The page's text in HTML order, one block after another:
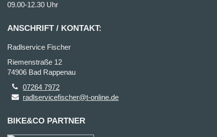
09.00-12.30 Uhr
ANSCHRIFT / KONTAKT:
Radlservice Fischer
Riemenstraße 12
74906 Bad Rappenau
07264 7972
radlservicefischer@t-online.de
BIKE&CO PARTNER